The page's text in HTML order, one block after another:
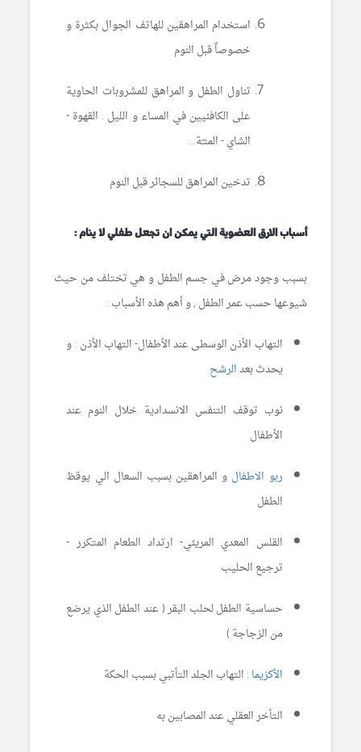
استخدام المراهقين للهاتف الجوال بكثرة و
خصوصاً قبل النوم
تناول الطفل و المراهق للمشروبات الحاوية
على الكافئيين في المساء و الليل : القهوة -
الشاي - المتـَة...
تدخين المراهق للسجائر قبل النوم
أسباب الارق العضوية التي يمكن ان تجعل طفلي لا ينام :
بسبب وجود مرض في جسم الطفل و هي تختلف من حيث
شيوعها حسب عمر الطفل , و أهم هذه الأسباب :
التهاب الأذن الوسطى عند الأطفال- التهاب الأذن : و
يحدث بعدالرشح
نوب توقف التنفس الانسدادية خلال النوم عند
الأطفال
ربو الاطفال و المراهقين بسبب السعال الي يوقظ
الطفل
القلس المعدي المريئي- ارتداد الطعام المتكرر -
ترجيع الحليب
حساسية الطفل لحلب البقر ( عند الطفل الذي يرضع
من الزجاجة )
الأكزيما : التهاب الجلد التأتبي بسبب الحكة
التأخر العقلي عند المصابين به